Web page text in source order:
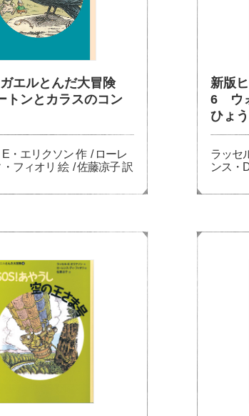
エルとんだ大冒険
ンとカラスのコン
・エリクソン 作 / ローレ
フィオリ 絵 / 佐藤凉子 訳
新版
6 ウ
ひょ
ラッセ
ンス・